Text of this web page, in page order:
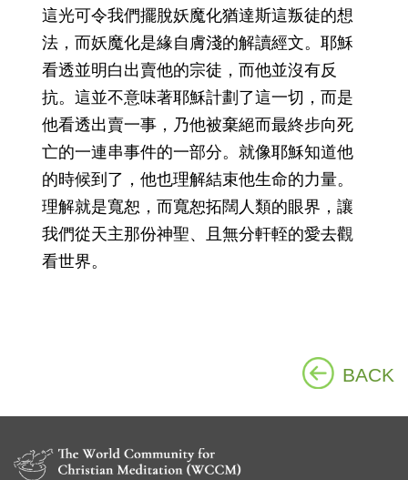
這光可令我們擺脫妖魔化猶達斯這叛徒的想
法，而妖魔化是緣自膚淺的解讀經文。耶穌
看透並明白出賣他的宗徒，而他並沒有反
抗。這並不意味著耶穌計劃了這一切，而是
他看透出賣一事，乃他被棄絕而最終步向死
亡的一連串事件的一部分。就像耶穌知道他
的時候到了，他也理解結束他生命的力量。
理解就是寬恕，而寬恕拓闊人類的眼界，讓
我們從天主那份神聖、且無分軒輊的愛去觀
看世界。
BACK